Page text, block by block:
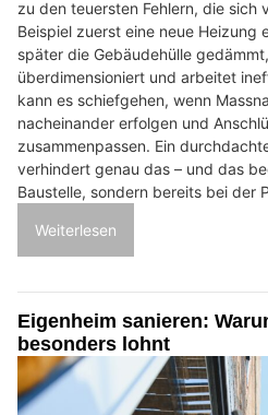
zu den teuersten Fehlern, die sich
Beispiel zuerst eine neue Heizung
später die Gebäudehülle
überdimensioniert und arbeitet
kann es schiefgehen, wenn
nacheinander erfolgen und
zusammenpassen. Ein
verhindert genau das – und das
Baustelle, sondern bereits bei der
Weiterlesen
Eigenheim sanieren:
besonders lohnt